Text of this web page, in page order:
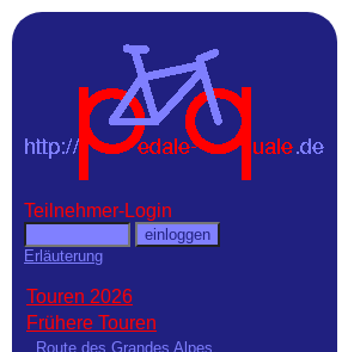
Teilnehmer-Login
Erläuterung
Touren 2026
Frühere Touren
Route des Grandes Alpes,